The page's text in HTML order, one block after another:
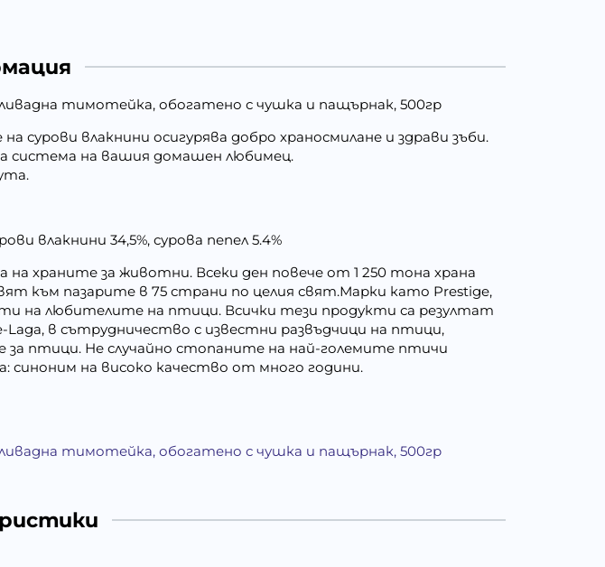
ливадна тимотейка, обогатено с чушка и пащърнак, 500гр
влакнини осигурява добро храносмилане и здрави зъби.
система на вашия домашен любимец.
влакнини 34,5%, сурова пепел 5.4%
на храните за животни. Всеки ден повече от 1 250 тона храна
към пазарите в 75 страни по целия свят.Марки като Prestige,
на любителите на птици. Всички тези продукти са резултат
в сътрудничество с известни развъдчици на птици,
птици. Не случайно стопаните на най-големите птичи
синоним на високо качество от много години.
ливадна тимотейка, обогатено с чушка и пащърнак, 500гр